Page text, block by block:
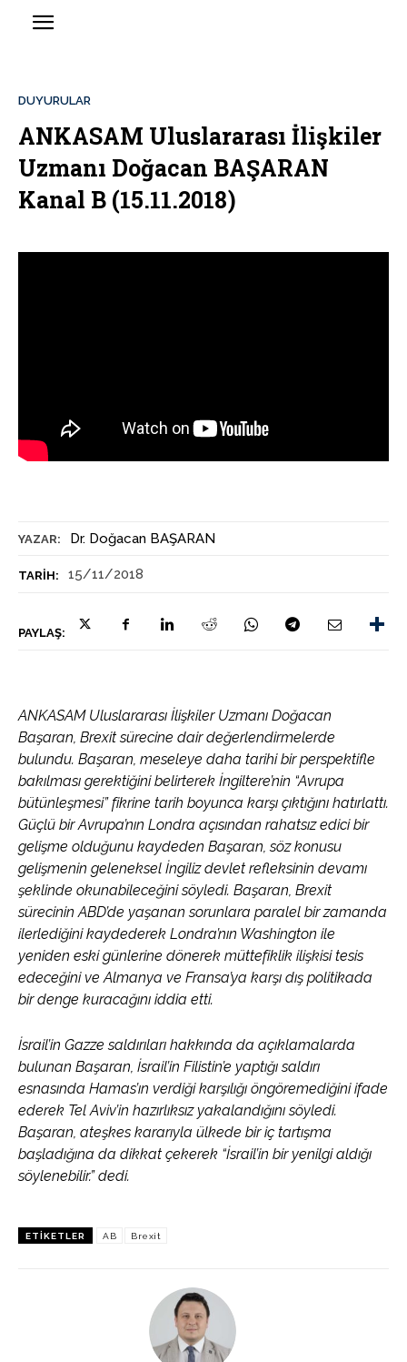
YAZAR: Dr. Doğacan BAŞARAN
TARIH: 15/11/2018
PAYLAŞ:
DUYURULAR
ANKASAM Uluslararası İlişkiler
Uzmanı Doğacan BAŞARAN
Kanal B (15.11.2018)
ANKASAM Uluslararası İlişkiler Uzmanı Doğacan
Başaran, Brexit sürecine dair değerlendirmelerde
bulundu. Başaran, meseleye daha tarihi bir perspektifle
bakılması gerektiğini belirterek İngiltere’nin “Avrupa
bütünleşmesi” fikrine tarih boyunca karşı çıktığını hatırlattı.
Güçlü bir Avrupa’nın Londra açısından rahatsız edici bir
gelişme olduğunu kaydeden Başaran, söz konusu
gelişmenin geleneksel İngiliz devlet refleksinin devamı
şeklinde okunabileceğini söyledi. Başaran, Brexit
sürecinin ABD’de yaşanan sorunlara paralel bir zamanda
ilerlediğini kaydederek Londra’nın Washington ile
yeniden eski günlerine dönerek müttefiklik ilişkisi tesis
edeceğini ve Almanya ve Fransa’ya karşı dış politikada
bir denge kuracağını iddia etti.
İsrail’in Gazze saldırıları hakkında da açıklamalarda
bulunan Başaran, İsrail’in Filistin’e yaptığı saldırı
esnasında Hamas’ın verdiği karşılığı öngöremediğini ifade
ederek Tel Aviv’in hazırlıksız yakalandığını söyledi.
Başaran, ateşkes kararıyla ülkede bir iç tartışma
başladığına da dikkat çekerek “İsrail’in bir yenilgi aldığı
söylenebilir.” dedi.
ETIKETLER AB Brexit